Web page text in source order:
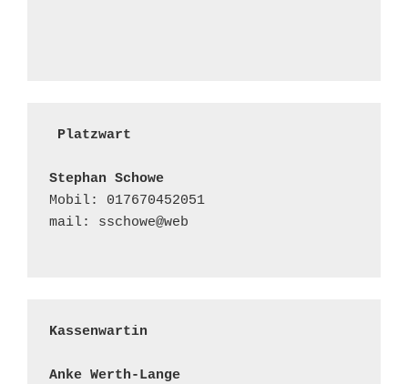
Platzwart
Stephan Schowe
Mobil: 017670452051
mail: sschowe@web
Kassenwartin
Anke Werth-Lange